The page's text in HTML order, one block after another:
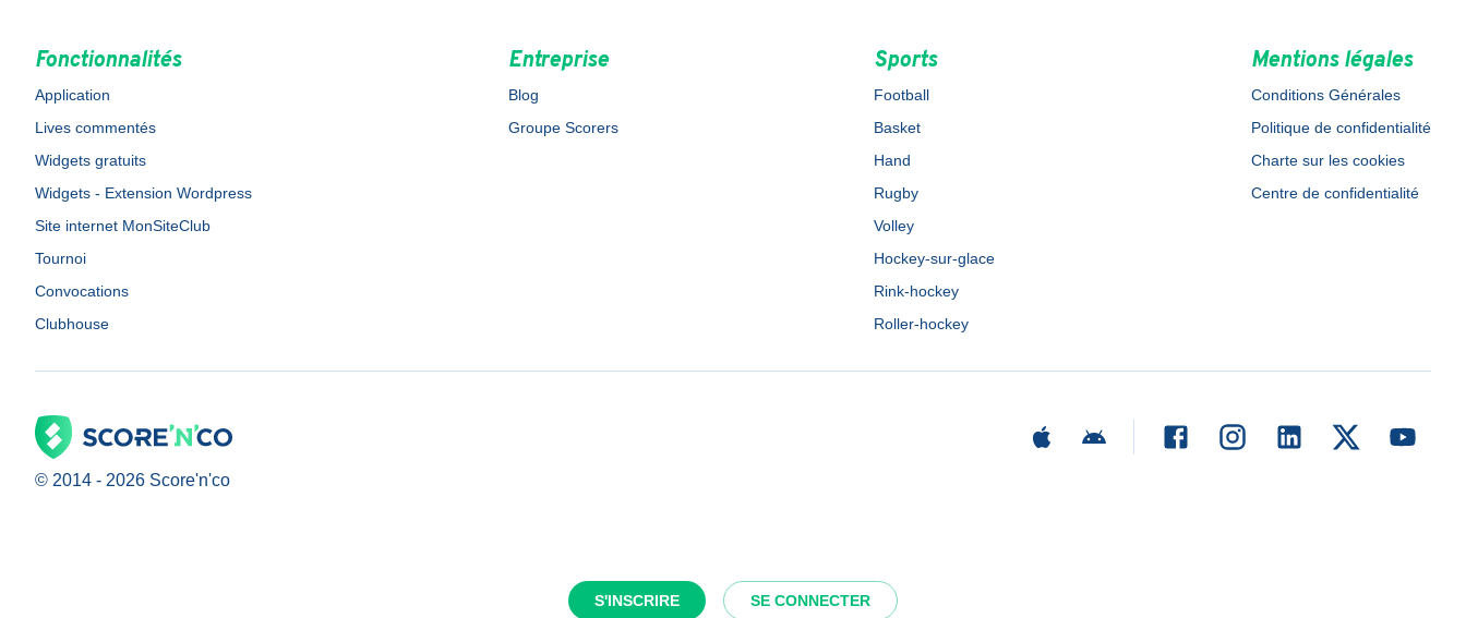
S'INSCRIRE SE CONNECTER
Fonctionnalités
Application
Lives commentés
Widgets gratuits
Widgets - Extension Wordpress
Site internet MonSiteClub
Tournoi
Convocations
Clubhouse
Entreprise
Blog
Groupe Scorers
Sports
Football
Basket
Hand
Rugby
Volley
Hockey-sur-glace
Rink-hockey
Roller-hockey
Mentions légales
Conditions Générales
Politique de confidentialité
Charte sur les cookies
Centre de confidentialité
© 2014 - 2026 Score'n'co